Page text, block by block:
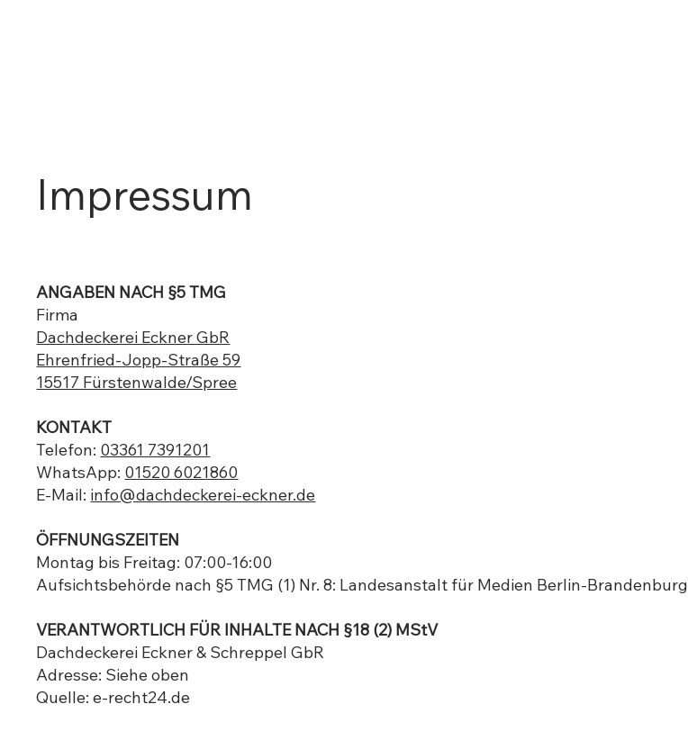
Impressum
ANGABEN NACH §5 TMG
Firma
Dachdeckerei Eckner GbR
Ehrenfried-Jopp-Straße 59
15517 Fürstenwalde/Spree
KONTAKT
Telefon: 03361 7391201
WhatsApp: 01520 6021860
E-Mail: info@dachdeckerei-eckner.de
ÖFFNUNGSZEITEN
Montag bis Freitag: 07:00-16:00​
Aufsichtsbehörde nach §5 TMG (1) Nr. 8: Landesanstalt für Medien Berlin-Brandenburg
VERANTWORTLICH FÜR INHALTE NACH §18 (2) MStV
Dachdeckerei Eckner & Schreppel GbR
Adresse: Siehe oben
Quelle: e-recht24.de​​